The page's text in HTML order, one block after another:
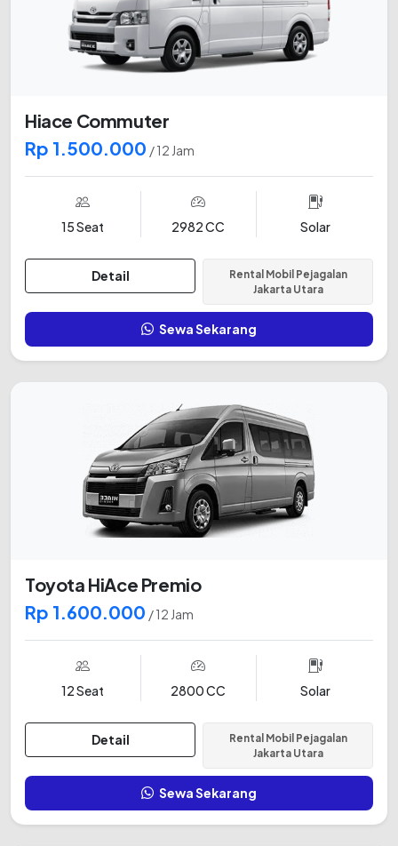
Hiace Commuter
Rp 1.500.000 / 12 Jam
15 Seat 2982 CC Solar
Detail
Rental Mobil Pejagalan
Jakarta Utara
Sewa Sekarang
Toyota HiAce Premio
Rp 1.600.000 / 12 Jam
12 Seat 2800 CC Solar
Detail
Rental Mobil Pejagalan
Jakarta Utara
Sewa Sekarang